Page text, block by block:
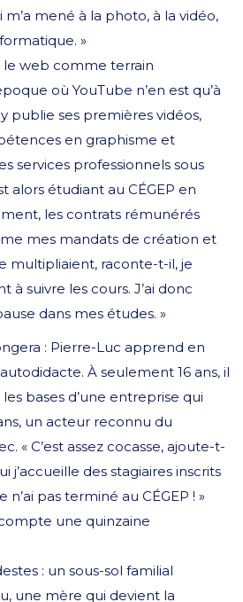
m’a mené à la photo, à la vidéo,
»
le web comme terrain
où YouTube n’en est qu’à
publie ses premières vidéos,
en graphisme et
services professionnels sous
alors étudiant au CÉGEP en
les contrats rémunérés
mes mandats de création et
multipliaient, raconte-t-il, je
à suivre les cours. J’ai donc
dans mes études. »
: Pierre-Luc apprend en
À seulement 16 ans, il
bases d’une entreprise qui
un acteur reconnu du
« C’est assez cocasse, ajoute-t-
j’accueille des stagiaires inscrits
pas terminé au CÉGEP ! »
une quinzaine
: un sous-sol familial
une mère qui devient la